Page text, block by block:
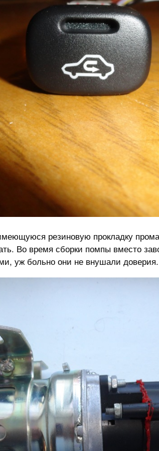
резиновую прокладку
Во время сборки помпы вместо
уж больно они не внушали